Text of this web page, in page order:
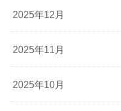
2025年12月
2025年11月
2025年10月